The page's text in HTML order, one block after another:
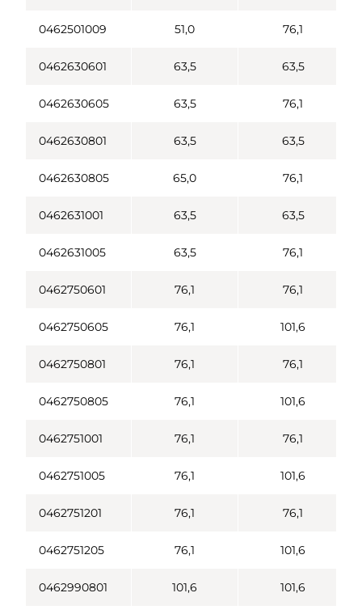
0462501009 51,0 76,1
0462630601 63,5 63,5
0462630605 63,5 76,1
0462630801 63,5 63,5
0462630805 65,0 76,1
0462631001 63,5 63,5
0462631005 63,5 76,1
0462750601 76,1 76,1
0462750605 76,1 101,6
0462750801 76,1 76,1
0462750805 76,1 101,6
0462751001 76,1 76,1
0462751005 76,1 101,6
0462751201 76,1 76,1
0462751205 76,1 101,6
0462990801 101,6 101,6